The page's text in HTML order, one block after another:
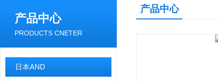
产品中心
PRODUCTS CNETER
日本AND
产品中心